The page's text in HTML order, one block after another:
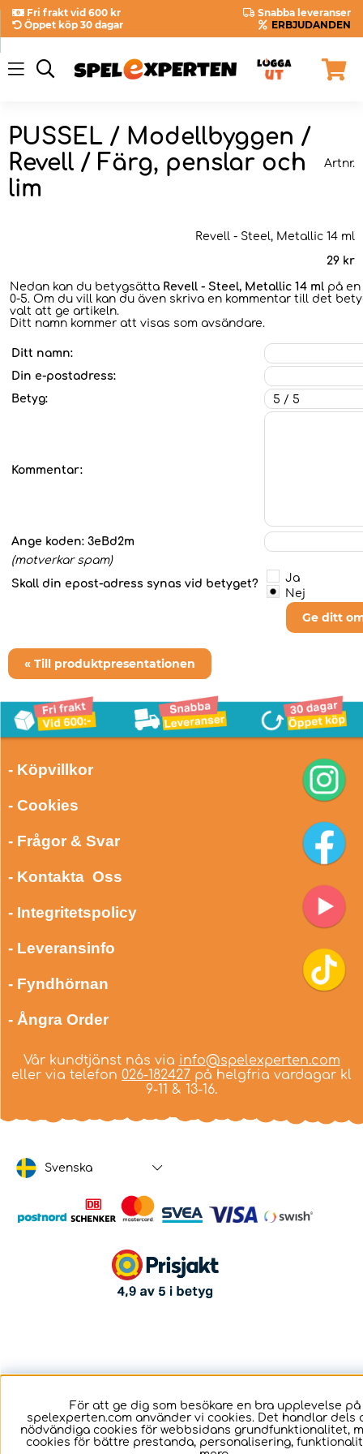
Fri frakt vid 600 kr
Snabba leveranser
Öppet köp 30 dagar
ERBJUDANDEN
PUSSEL / Modellbyggen /
Revell / Färg, penslar och
lim
Artnr.
Revell - Steel, Metallic 14 ml
29 kr
Nedan kan du betygsätta Revell - Steel, Metallic 14 ml på en
0-5. Om du vill kan du även skriva en kommentar till det
valt att ge artikeln.
Ditt namn kommer att visas som avsändare.
Ditt namn:
Din e-postadress:
Betyg:
Kommentar:
Ange koden: 3eBd2m
(motverkar spam)
Skall din epost-adress synas vid betyget?
Ja
Nej
Ge ditt
« Till produktpresentationen
- Köpvillkor
- Cookies
- Frågor & Svar
- Kontakta Oss
- Integritetspolicy
- Leveransinfo
- Fyndhörnan
- Ångra Order
Vår kundtjänst nås via info@spelexperten.com
eller via telefon 026-182427 på helgfria vardagar kl
9-11 & 13-16.
Svenska
För att ge dig som besökare en bra upplevelse på
spelexperten.com använder vi cookies. Det handlar dels
nödvändiga cookies för webbsidans grundfunktionalitet,
cookies för bättre prestanda, personalisering,